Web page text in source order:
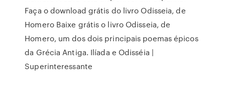
Faça o download grátis do livro Odisseia, de
Homero Baixe grátis o livro Odisseia, de
Homero, um dos dois principais poemas épicos
da Grécia Antiga. Ilíada e Odisséia |
Superinteressante